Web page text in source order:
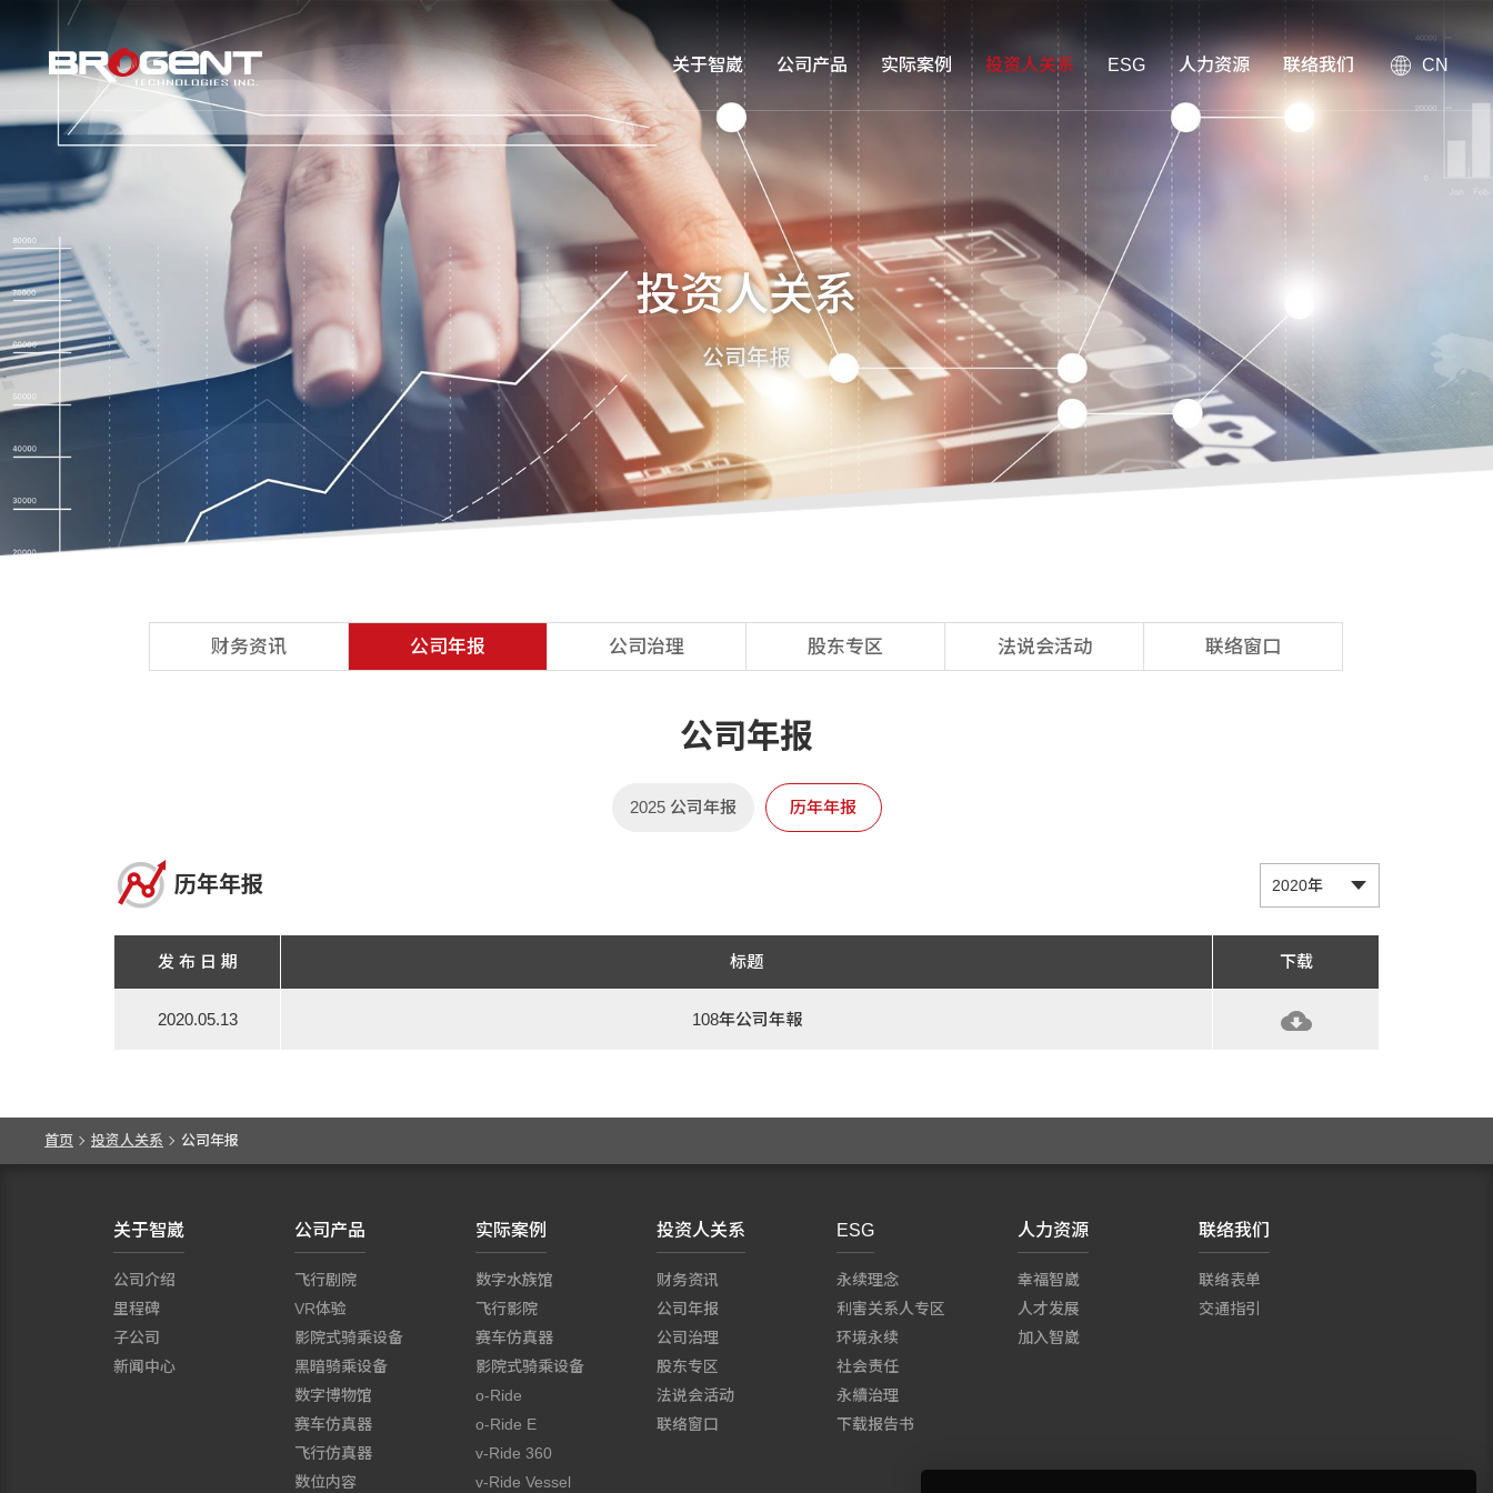
CN
关于智崴 公司产品 实际案例 投资人关系 ESG 人力资源 联络我们
投资人关系
公司年报
财务资讯 公司年报 公司治理 股东专区 法说会活动 联络窗口
2025 公司年报 历年年报
历年年报
发 布 日 期 标题 下载
2020.05.13 108年公司年報
首页 投资人关系 公司年报
关于智崴
公司介绍
里程碑
子公司
新闻中心
公司产品
飞行剧院
VR体验
影院式骑乘设备
黑暗骑乘设备
数字博物馆
赛车仿真器
飞行仿真器
数位内容
实际案例
数字水族馆
飞行影院
赛车仿真器
影院式骑乘设备
o-Ride
o-Ride E
v-Ride 360
v-Ride Vessel
投资人关系
财务资讯
公司年报
公司治理
股东专区
法说会活动
联络窗口
ESG
永续理念
利害关系人专区
环境永续
社会责任
永續治理
下载报告书
人力资源
幸福智崴
人才发展
加入智崴
联络我们
联络表单
交通指引